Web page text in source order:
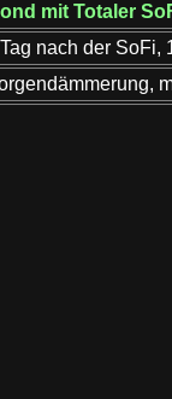
mit Totaler
nach der SoFi,